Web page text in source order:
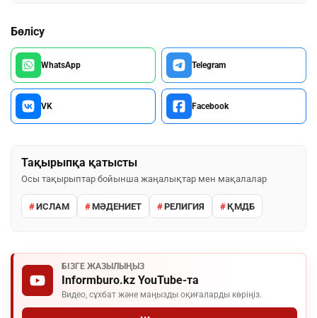
Бөлісу
WhatsApp Telegram
VK Facebook
Тақырыпқа қатысты
Осы тақырыптар бойынша жаңалықтар мен мақалалар
ИСЛАМ МӘДЕНИЕТ РЕЛИГИЯ ҚМДБ
БІЗГЕ ЖАЗЫЛЫҢЫЗ
Informburo.kz YouTube-та
Видео, сұхбат және маңызды оқиғаларды көріңіз.